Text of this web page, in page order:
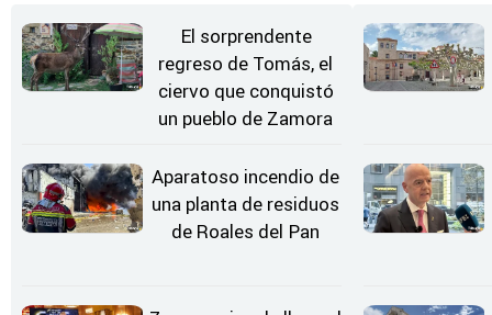
El sorprendente
regreso de Tomás, el
ciervo que conquistó
un pueblo de Zamora
Aparatoso incendio de
una planta de residuos
de Roales del Pan